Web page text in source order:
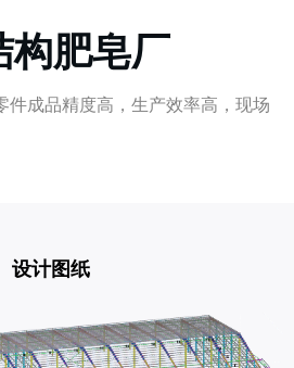
构肥皂厂
件成品精度高，生产效率高，现场
设计图纸